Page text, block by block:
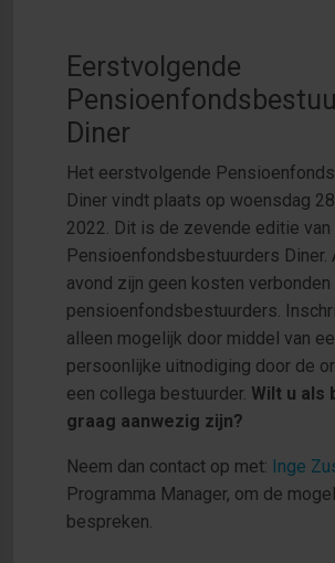
Eerstvolgende
Diner
Het eerstvolgende
Diner vindt plaats op woensdag
2022. Dit is de zevende editie van
Pensioenfondsbestuurders Diner.
avond zijn geen kosten verbonden
pensioenfondsbestuurders.
alleen mogelijk door middel van
persoonlijke uitnodiging door de
een collega bestuurder. Wilt u als
graag aanwezig zijn?
Neem dan contact op met: Inge
Programma Manager, om de
bespreken.